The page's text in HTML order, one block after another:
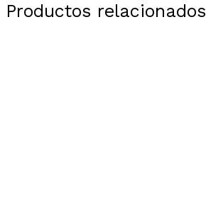
Productos relacionados